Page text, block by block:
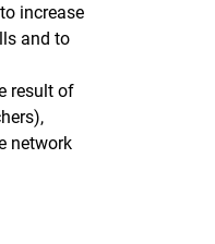
increase
and to
result of
network